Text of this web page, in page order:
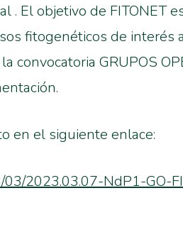
. El objetivo de FITONET
fitogenéticos de interés
GRUPOS
en el siguiente enlace:
2023.03.07-NdP1-GO-